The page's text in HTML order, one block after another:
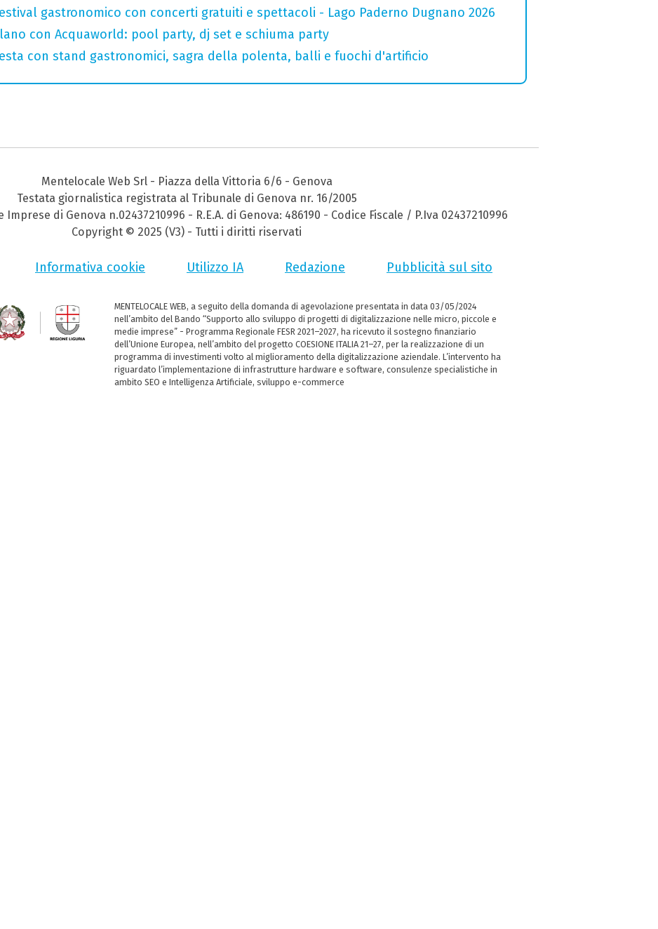
gastronomico con concerti gratuiti e spettacoli - Lago Paderno Dugnano 2026
con Acquaworld: pool party, dj set e schiuma party
con stand gastronomici, sagra della polenta, balli e fuochi d'artificio
Mentelocale Web Srl - Piazza della Vittoria 6/6 - Genova
Testata giornalistica registrata al Tribunale di Genova nr. 16/2005
di Genova n.02437210996 - R.E.A. di Genova: 486190 - Codice Fiscale / P.Iva 02437210996
Copyright © 2025 (V3) - Tutti i diritti riservati
Informativa cookie Utilizzo IA Redazione Pubblicità sul sito
MENTELOCALE WEB, a seguito della domanda di agevolazione presentata in data 03/05/2024
nell’ambito del Bando “Supporto allo sviluppo di progetti di digitalizzazione nelle micro, piccole e
medie imprese” - Programma Regionale FESR 2021–2027, ha ricevuto il sostegno finanziario
dell’Unione Europea, nell’ambito del progetto COESIONE ITALIA 21–27, per la realizzazione di un
programma di investimenti volto al miglioramento della digitalizzazione aziendale. L’intervento ha
riguardato l’implementazione di infrastrutture hardware e software, consulenze specialistiche in
ambito SEO e Intelligenza Artificiale, sviluppo e-commerce